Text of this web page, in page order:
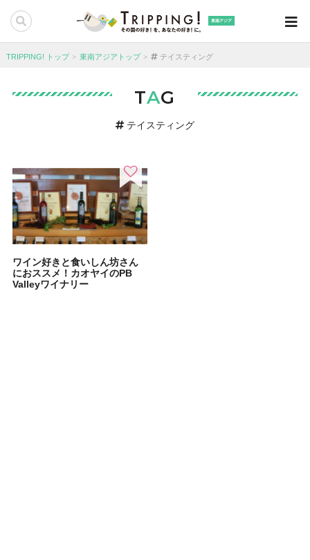
東南アジア
TRIPPING! トップ 東南アジアトップ テイスティング
TAG
テイスティング
ワイン好きと食いしん坊さん
におススメ！カオヤイのPB
Valleyワイナリー